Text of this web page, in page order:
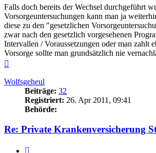
Falls doch bereits der Wechsel durchgeführt
Vorsorgeuntersuchungen kann man ja
diese zu den "gesetzlichen
zwar nach den gesetzlich vorgesehenen
Intervallen / Voraussetzungen oder man zahlt
Vorsorge sollte man grundsätzlich nie
Wolfsgeheul
Beiträge: 32
Registriert: 26. Apr 2011, 09:41
Behörde:
Re: Private Krankenversicherung